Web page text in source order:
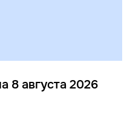
8 августа 2026